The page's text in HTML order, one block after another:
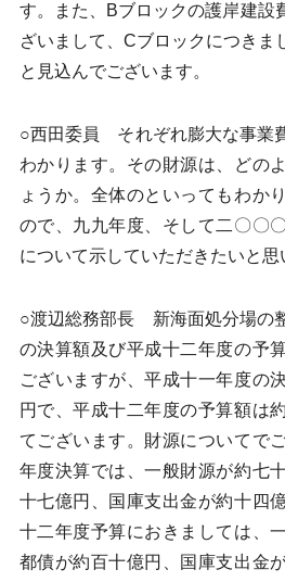
す。また、Bブロックの護岸建設
ざいまして、Cブロックにつきま
と見込んでございます。
○西田委員 それぞれ膨大な事業
わかります。その財源は、どの
ょうか。全体のといってもわか
ので、九九年度、そして二〇〇
について示していただきたいと思
○渡辺総務部長 新海面処分場の
の決算額及び平成十二年度の予
ございますが、平成十一年度の
円で、平成十二年度の予算額は
てございます。財源についてで
年度決算では、一般財源が約七
十七億円、国庫支出金が約十四
十二年度予算におきましては、
都債が約百十億円、国庫支出金